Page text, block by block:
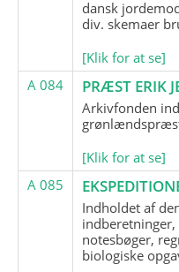
dansk
div. skemaer
[Klik for at se]
A 084
PRÆST ERIK
Arkivfonden
[Klik for at se]
A 085
Indholdet af
notesbøger,
biologiske